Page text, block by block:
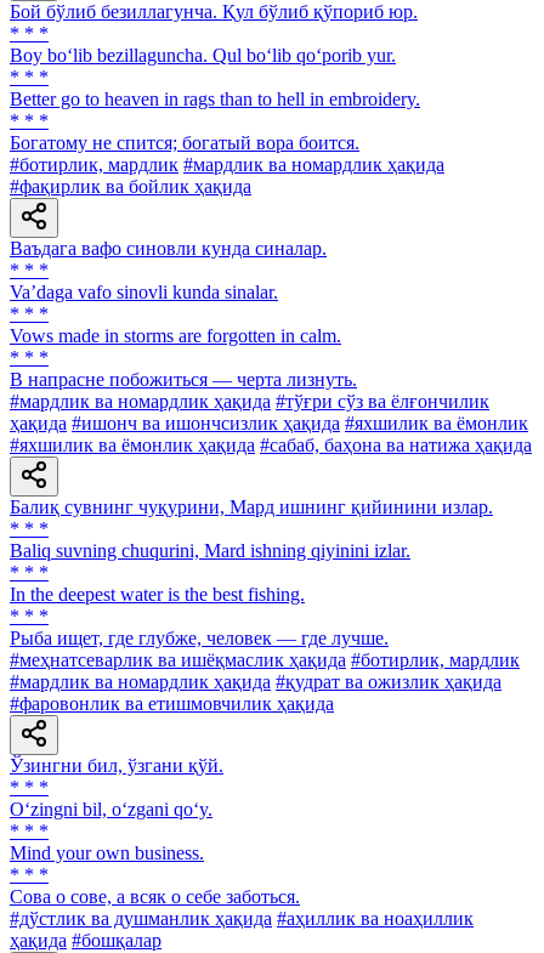
Бой бўлиб безиллагунча. Қул бўлиб қўпориб юр.
* * *
Boy bo‘lib bezillaguncha. Qul bo‘lib qo‘porib yur.
* * *
Better go to heaven in rags than to hell in embroidery.
* * *
Богатому не спится; богатый вора боится.
#ботирлик, мардлик #мардлик ва номардлик ҳақида
#фақирлик ва бойлик ҳақида
Ваъдага вафо синовли кунда синалар.
* * *
Va’daga vafo sinovli kunda sinalar.
* * *
Vows made in storms are forgotten in calm.
* * *
В напрасне побожиться — черта лизнуть.
#мардлик ва номардлик ҳақида #тўғри сўз ва ёлғончилик
ҳақида #ишонч ва ишончсизлик ҳақида #яхшилик ва ёмонлик
#яхшилик ва ёмонлик ҳақида #сабаб, баҳона ва натижа ҳақида
Балиқ сувнинг чуқурини, Мард ишнинг қийинини излар.
* * *
Baliq suvning chuqurini, Mard ishning qiyinini izlar.
* * *
In the deepest water is the best fishing.
* * *
Рыба ищет, где глубже, человек — где лучше.
#меҳнатсеварлик ва ишёқмаслик ҳақида #ботирлик, мардлик
#мардлик ва номардлик ҳақида #қудрат ва ожизлик ҳақида
#фаровонлик ва етишмовчилик ҳақида
Ўзингни бил, ўзгани қўй.
* * *
O‘zingni bil, o‘zgani qo‘y.
* * *
Mind your own business.
* * *
Сова о сове, а всяк о себе заботься.
#дўстлик ва душманлик ҳақида #аҳиллик ва ноаҳиллик
ҳақида #бошқалар